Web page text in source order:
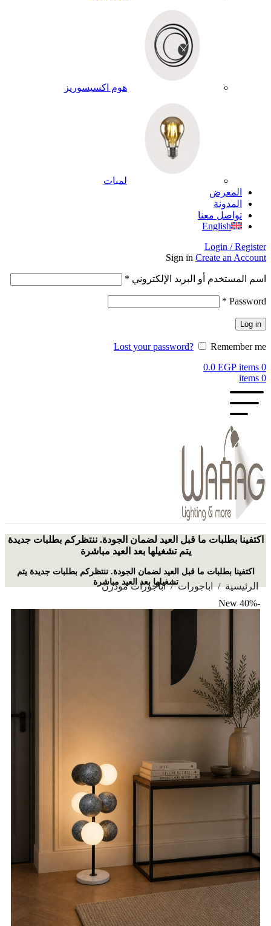
هوم اكسيسوريز
لمبات
المعرض
المدونة
تواصل معنا
English
Login / Register
Sign in Create an Account
اسم المستخدم أو البريد الإلكتروني *
Password
*
Log in
Lost your password?
Remember me
0
items
0.0 EGP
0
items
اكتفينا بطلبات ما قبل العيد لضمان الجودة. ننتظركم بطلبات جديدة
يتم تشغيلها بعد العيد مباشرة
اكتفينا بطلبات ما قبل العيد لضمان الجودة. ننتظركم بطلبات جديدة يتم
تشغيلها بعد العيد مباشرة
الرئيسية/ اباجورات/ اباجورات مودرن
-40%
New